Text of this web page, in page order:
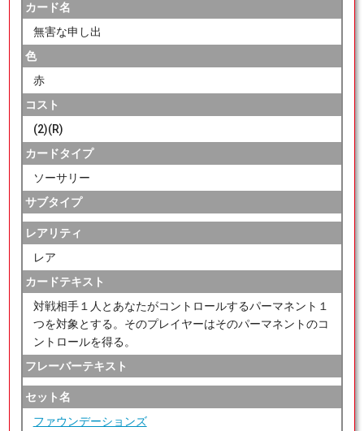
カード名
無害な申し出
色
赤
コスト
(2)(R)
カードタイプ
ソーサリー
サブタイプ
レアリティ
レア
カードテキスト
対戦相手１人とあなたがコントロールするパーマネント１
つを対象とする。そのプレイヤーはそのパーマネントのコ
ントロールを得る。
フレーバーテキスト
セット名
ファウンデーションズ